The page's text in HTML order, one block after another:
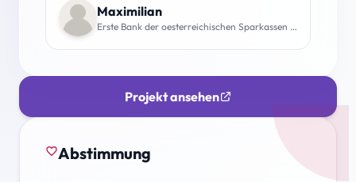
Maximilian
Erste Bank der oesterreichischen Sparkassen (AG)
Projekt ansehen
favorite_borderAbstimmung